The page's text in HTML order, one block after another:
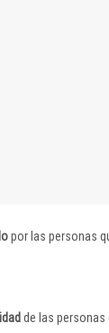
por las personas
de las personas